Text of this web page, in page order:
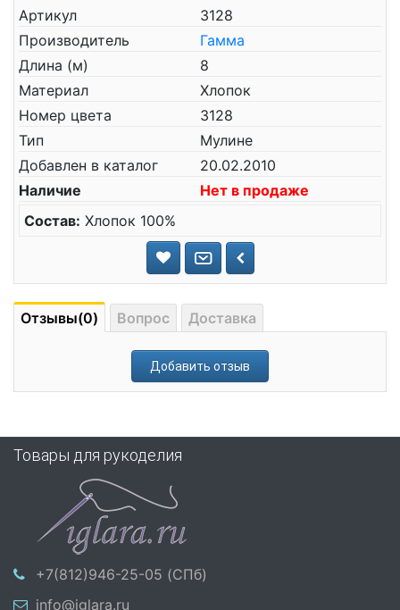
Артикул
3128
Производитель
Гамма
Длина (м)
8
Материал
Хлопок
Номер цвета
3128
Тип
Мулине
Добавлен в каталог
20.02.2010
Наличие
Нет в продаже
Состав: Хлопок 100%
Отзывы(0) Вопрос Доставка
Добавить отзыв
Товары для рукоделия
+7(812)946-25-05 (СПб)
info@iglara.ru